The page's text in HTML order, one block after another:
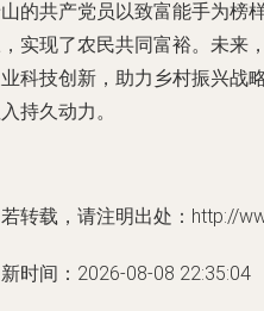
的共产党员以致富能手为榜
实现了农民共同富裕。未来
科技创新，助力乡村振兴战
持久动力。
转载，请注明出处：http://
时间：2026-08-08 22:35:04